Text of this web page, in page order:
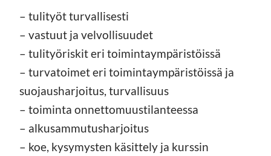
– tulityöt turvallisesti
– vastuut ja velvollisuudet
– tulityöriskit eri toimintaympäristöissä
– turvatoimet eri toimintaympäristöissä ja
suojausharjoitus, turvallisuus
– toiminta onnettomuustilanteessa
– alkusammutusharjoitus
– koe, kysymysten käsittely ja kurssin